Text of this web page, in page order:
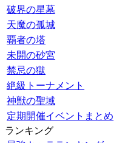
破界の星墓
天魔の孤城
覇者の塔
未開の砂宮
禁忌の獄
絶級トーナメント
神獣の聖域
定期開催イベントまとめ
ランキング